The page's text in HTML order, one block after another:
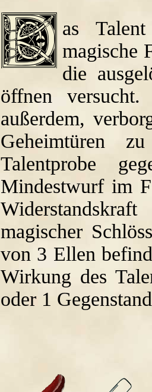
as
magische
die
öffnen
außerdem,
Geheimtüren
Talentprobe
Mindestwurf im
magischer
von 3 Ellen
Wirkung des
oder 1